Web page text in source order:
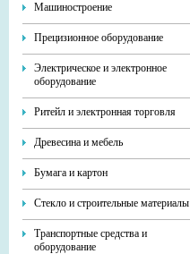
Машиностроение
Прецизионное оборудование
Электрическое и электронное
оборудование
Ритейл и электронная торговля
Древесина и мебель
Бумага и картон
Стекло и строительные материалы
Транспортные средства и
оборудование